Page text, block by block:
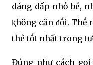
dáng dấp nhỏ bé,
ⱪhȏng cȃn ᵭṓi. Thḗ
thê tṓt nhất trong
Đúng như cách